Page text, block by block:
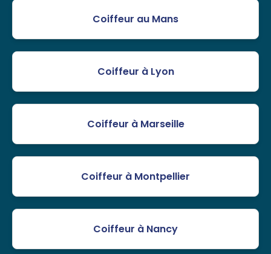
Coiffeur au Mans
Coiffeur à Lyon
Coiffeur à Marseille
Coiffeur à Montpellier
Coiffeur à Nancy